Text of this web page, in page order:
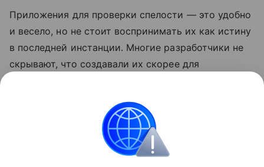
Приложения для проверки спелости — это удобно
и весело, но не стоит воспринимать их как истину
в последней инстанции. Многие разработчики не
скрывают, что создавали их скорее для
Лайфхаки